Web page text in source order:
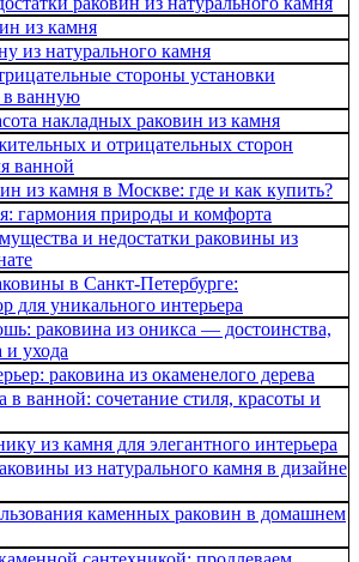
из камня
из натурального камня
стороны установки
ванную
накладных раковин из камня
и отрицательных сторон
ванной
из камня в Москве: где и как купить?
гармония природы и комфорта
и недостатки раковины из
в Санкт-Петербурге:
для уникального интерьера
раковина из оникса — достоинства,
и ухода
раковина из окаменелого дерева
ванной: сочетание стиля, красоты и
из камня для элегантного интерьера
из натурального камня в дизайне
каменных раковин в домашнем